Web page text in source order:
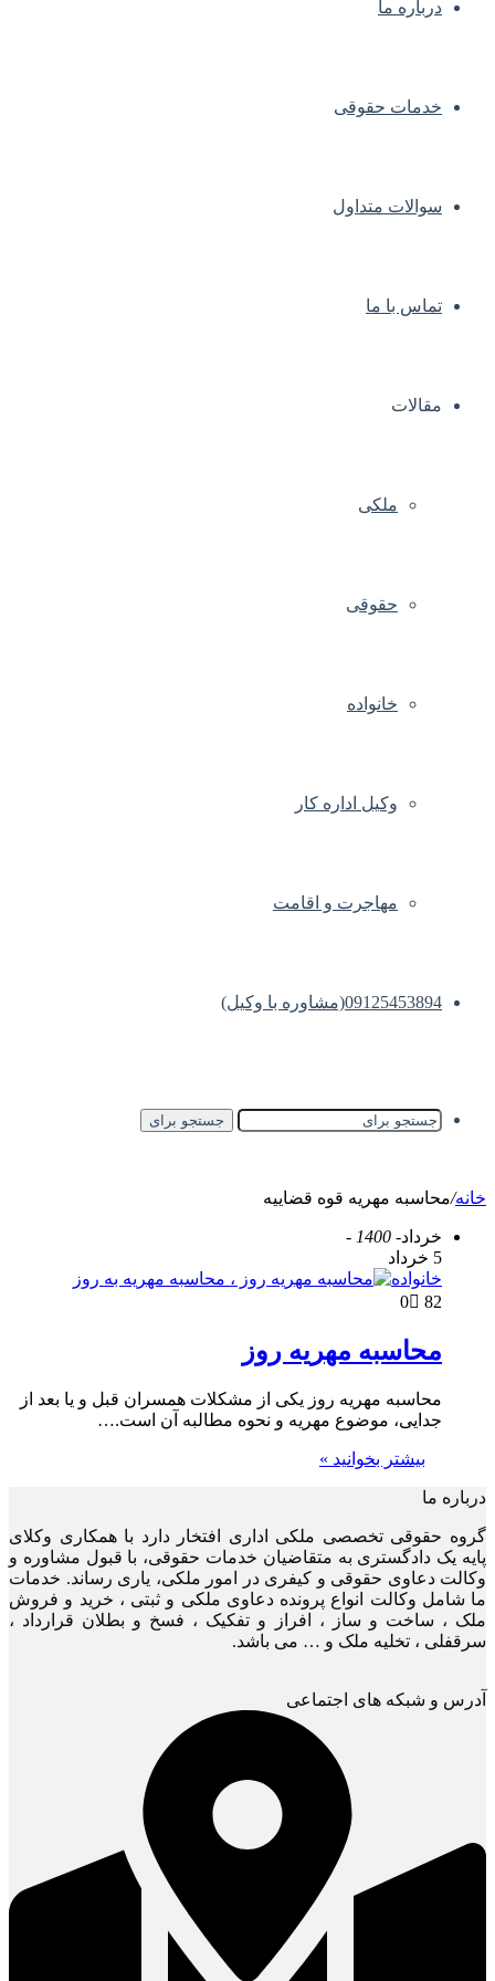
درباره ما
خدمات حقوقی
سوالات متداول
تماس با ما
مقالات
ملکی
حقوقی
خانواده
وکیل اداره کار
مهاجرت و اقامت
09125453894(مشاوره با وکیل)
جستجو برای
خانه/محاسبه مهریه قوه قضاییه
خرداد- 1400 -
5 خرداد
خانواده
0
82
محاسبه مهریه روز
محاسبه مهریه روز یکی از مشکلات همسران قبل و یا بعد از
جدایی، موضوع مهریه و نحوه مطالبه آن است.…
بیشتر بخوانید »
درباره ما
گروه حقوقی تخصصی ملکی اداری افتخار دارد با همکاری وکلای
پایه یک دادگستری به متقاضیان خدمات حقوقی، با قبول مشاوره و
وکالت دعاوی حقوقی و کیفری در امور ملکی، یاری رساند. خدمات
ما شامل وکالت انواع پرونده دعاوی ملکی و ثبتی ، خرید و فروش
ملک ، ساخت و ساز ، افراز و تفکیک ، فسخ و بطلان قرارداد ،
سرقفلی ، تخلیه ملک و … می باشد.
آدرس و شبکه های اجتماعی